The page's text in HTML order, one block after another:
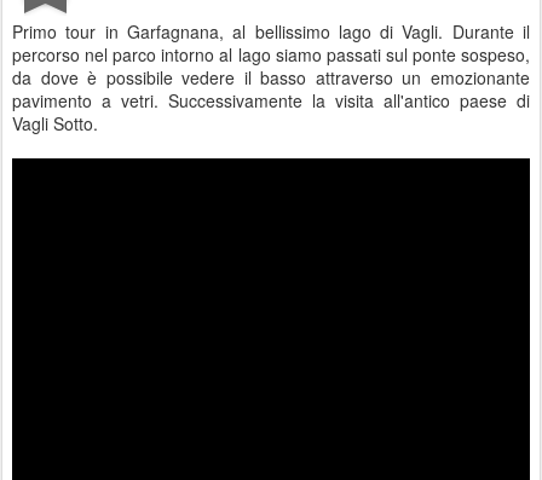
Primo tour in Garfagnana, al bellissimo lago di Vagli. Durante il
percorso nel parco intorno al lago siamo passati sul ponte sospeso,
da dove è possibile vedere il basso attraverso un emozionante
pavimento a vetri. Successivamente la visita all'antico paese di
Vagli Sotto.